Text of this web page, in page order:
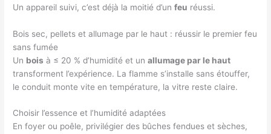
Un appareil suivi, c’est déjà la moitié d’unfeu réussi.
Bois sec, pellets et allumage par le haut : réussir le premier feu
sans fumée
Un bois à ≤ 20 % d’humidité et unallumage par le haut
transforment l’expérience. La flamme s’installe sans étouffer,
le conduit monte vite en température, la vitre reste claire.
Choisir l’essence et l’humidité adaptées
En foyer ou poêle, privilégier des bûches fendues et sèches,